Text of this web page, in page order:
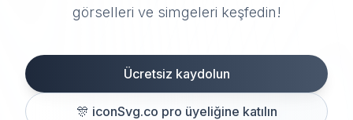
görselleri ve simgeleri keşfedin!
Ücretsiz kaydolun
🎊 iconSvg.co pro üyeliğine katılın